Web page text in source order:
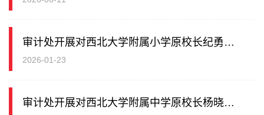
审计处开展对西北大学附属小学原校长纪勇同志离任经济责任审计工作
2026-01-23
审计处开展对西北大学附属中学原校长杨晓云同志离任经济责任审计工作